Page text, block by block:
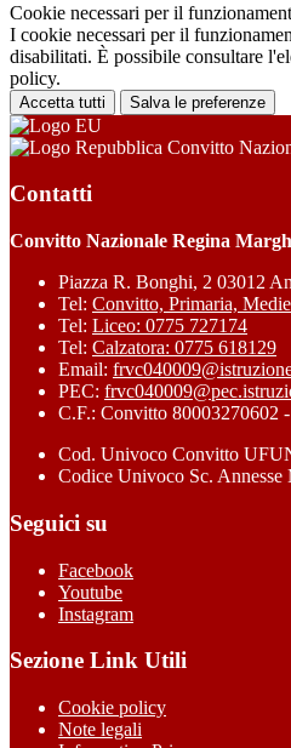
Cookie necessari per il
I cookie necessari per il
disabilitati. È possibile consultare
policy.
Accetta tutti Salva le preferenze
Convitto
Contatti
Convitto Nazionale Regina
Piazza R. Bonghi, 2 03012
Tel: Convitto, Primaria,
Tel: Liceo: 0775 727174
Tel: Calzatora: 0775 618129
Email:
PEC:
C.F.: Convitto 80003270602
Cod. Univoco Convitto
Codice Univoco Sc.
Seguici su
Facebook
Youtube
Instagram
Sezione Link Utili
Cookie policy
Note legali